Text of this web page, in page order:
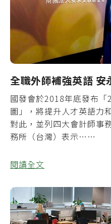
全職外師補強英語 安
國發會於2018年底發布
圖」，將提升人才英語力
對此，並列四大會計師事
務所（台灣）表示……
閱讀全文